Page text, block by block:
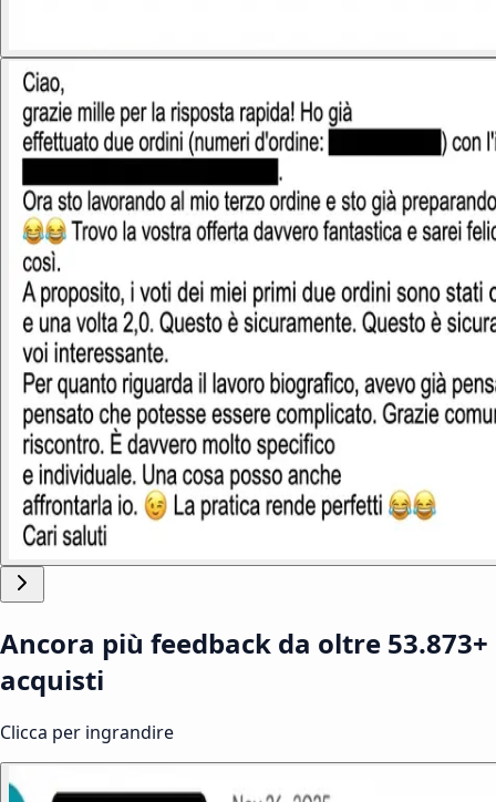
Ancora più feedback da oltre 53.873+
acquisti
Clicca per ingrandire